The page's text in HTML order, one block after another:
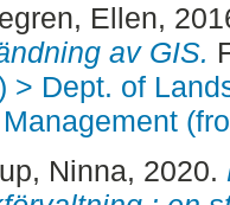
Ellen,
av GIS.
> Dept. of
Ninna, 2020.